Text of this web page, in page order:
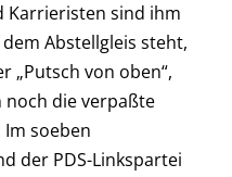
Karrieristen sind ihm
Abstellgleis steht,
„Putsch von oben“,
die verpaßte
soeben
der PDS-Linkspartei